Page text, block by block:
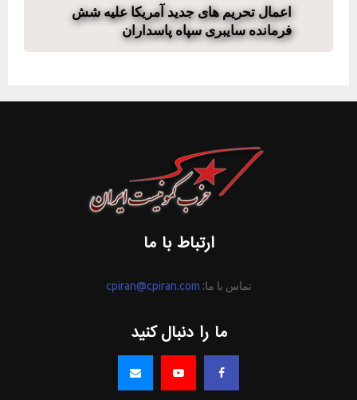
اعمال تحریم های جدید آمریکا علیه شش
فرمانده سایبری سپاه پاسداران
ارتباط با ما
تماس با ما: cpiran@cpiran.com
ما را دنبال کنید